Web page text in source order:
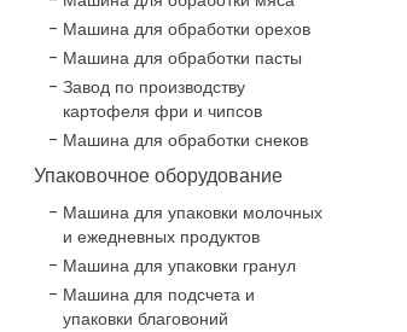
Машина для обработки орехов
Машина для обработки пасты
Завод по производству
картофеля фри и чипсов
Машина для обработки снеков
Упаковочное оборудование
Машина для упаковки молочных
и ежедневных продуктов
Машина для упаковки гранул
Машина для подсчета и
упаковки благовоний